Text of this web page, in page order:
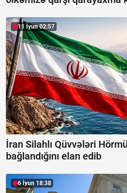
11 İyun 02:57
İran Silahlı Qüvvələri
bağlandığını elan edib
6 İyun 18:38